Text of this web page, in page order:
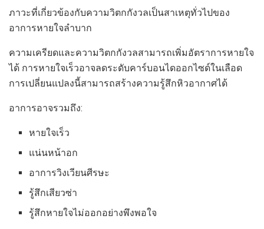
ภาวะที่เกี่ยวข้องกับความวิตกกังวลเป็นสาเหตุทั่วไปของ
อาการหายใจลำบาก
ความเครียดและความวิตกกังวลสามารถเพิ่มอัตราการหายใจ
ได้ การหายใจเร็วอาจลดระดับคาร์บอนไดออกไซด์ในเลือด
การเปลี่ยนแปลงนี้สามารถสร้างความรู้สึกหิวอากาศได้
อาการอาจรวมถึง:
หายใจเร็ว
แน่นหน้าอก
อาการวิงเวียนศีรษะ
รู้สึกเสียวซ่า
รู้สึกหายใจไม่ออกอย่างพึงพอใจ